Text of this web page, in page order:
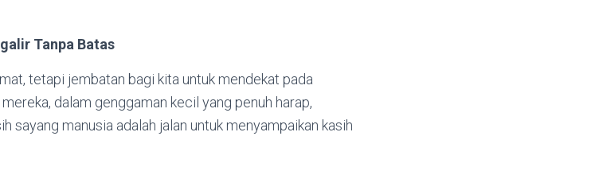
Tanpa Batas
tetapi jembatan bagi kita untuk mendekat pada
dalam genggaman kecil yang penuh harap,
sayang manusia adalah jalan untuk menyampaikan kasih